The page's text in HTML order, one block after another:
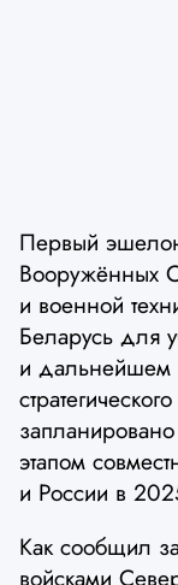
Первый
Вооружённых
и военной
Беларусь для
и дальнейшем
этапом
и России в
Как сообщил
войсками